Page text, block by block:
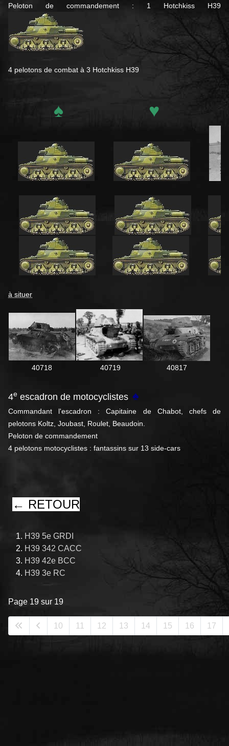
Peloton de commandement : 1 Hotchkiss H39
4 pelotons de combat à 3 Hotchkiss H39
♠ ♥
à situer
40718 40719 40817
4e escadron de motocyclistes ♠
Commandant l'escadron : Capitaine de Chabot, chefs de
pelotons Koltz, Joubast, Roulet, Beaudoin.
Peloton de commandement
4 pelotons motocyclistes : fantassins sur 13 side-cars
← RETOUR
H39 5e GRDI
H39 342 CACC
H39 42e BCC
H39 3e RC
Page 19 sur 19
10 11 12 13 14 15 16 17